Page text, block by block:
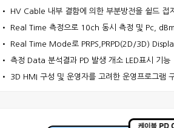
• HV Cable 내부 결함에 의한 부분방전을 쉴드 접
• Real Time 측정으로 10ch 동시 측정 및 Pc,
• Real Time Mode로 PRPS,PRPD(2D/3D)
• 측정 Data 분석결과 PD 발생 개소 LED표시 기능
• 3D HMI 구성 및 운영자를 고려한 운영프로그램